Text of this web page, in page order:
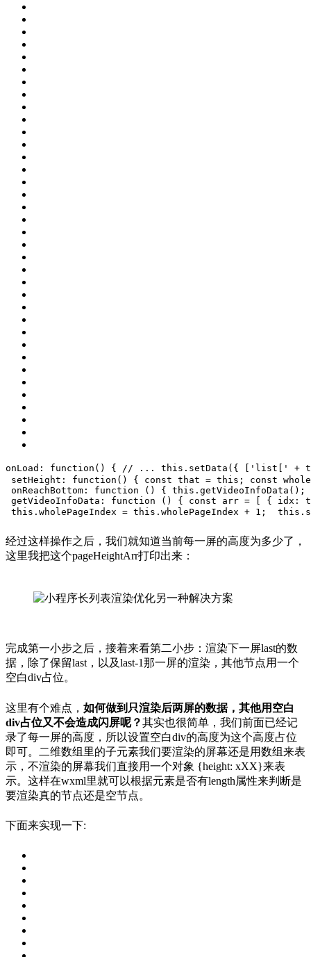
onLoad: function ( ) { // ... this .setData({ [ 'list[' +
setHeight : function ( ) { const that = this ; const
onReachBottom : function ( ) { this .getVideoInfoData();
getVideoInfoData : function ( ) { const arr = [ { idx :
this .wholePageIndex = this .wholePageIndex + 1 ; this
经过这样操作之后，我们就知道当前每一屏的高度为多少了，
这里我把这个pageHeightArr打印出来：
完成第一小步之后，接着来看第二小步：渲染下一屏last的数
据，除了保留last，以及last-1那一屏的渲染，其他节点用一个
空白div占位。
这里有个难点， 如何做到只渲染后两屏的数据，其他用空白
div占位又不会造成闪屏呢？其实也很简单，我们前面已经记
录了每一屏的高度，所以设置空白div的高度为这个高度占位
即可。二维数组里的子元素我们要渲染的屏幕还是用数组来表
示，不渲染的屏幕我们直接用一个对象 {height: xXX}来表
示。这样在wxml里就可以根据元素是否有length属性来判断是
要渲染真的节点还是空节点。
下面来实现一下: